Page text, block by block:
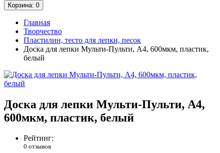
Корзина: 0
Главная
Творчество
Пластилин, тесто для лепки, песок
Доска для лепки Мульти-Пульти, А4, 600мкм, пластик,
белый
Доска для лепки Мульти-Пульти, А4,
600мкм, пластик, белый
Рейтинг:
0 отзывов